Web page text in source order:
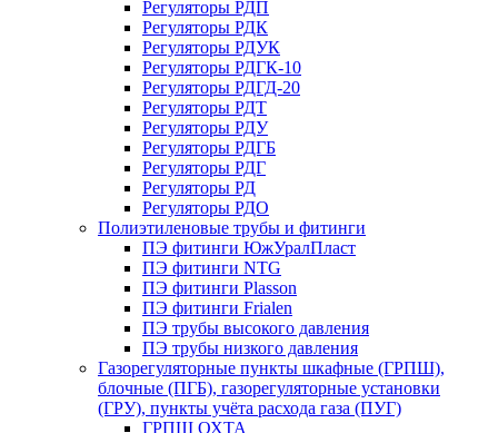
Регуляторы РДП
Регуляторы РДК
Регуляторы РДУК
Регуляторы РДГК-10
Регуляторы РДГД-20
Регуляторы РДТ
Регуляторы РДУ
Регуляторы РДГБ
Регуляторы РДГ
Регуляторы РД
Регуляторы РДО
Полиэтиленовые трубы и фитинги
ПЭ фитинги ЮжУралПласт
ПЭ фитинги NTG
ПЭ фитинги Plasson
ПЭ фитинги Frialen
ПЭ трубы высокого давления
ПЭ трубы низкого давления
Газорегуляторные пункты шкафные (ГРПШ),
блочные (ПГБ), газорегуляторные установки
(ГРУ), пункты учёта расхода газа (ПУГ)
ГРПШ ОХТА